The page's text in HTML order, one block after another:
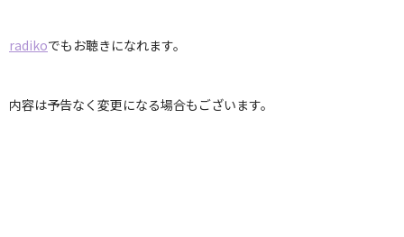
radikoでもお聴きになれます。
内容は予告なく変更になる場合もございます。